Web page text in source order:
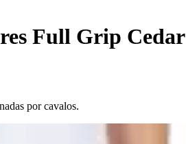
Full Grip Cedar
por cavalos.